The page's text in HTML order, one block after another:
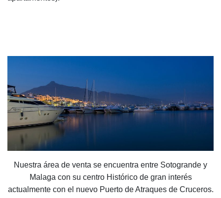
Nuestra área de venta se encuentra entre Sotogrande y
Malaga con su centro Histórico de gran interés
actualmente con el nuevo Puerto de Atraques de Cruceros.